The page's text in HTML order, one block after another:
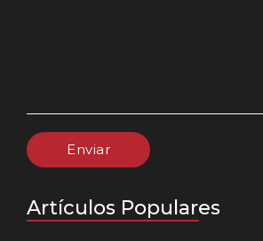
Artículos Populares